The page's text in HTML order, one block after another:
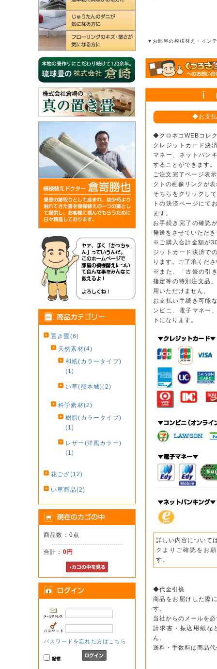
置き畳(6)
天然素材(4)
和紙(カラータイプ)
(1)
い草(熊本城)(2)
科学素材(2)
樹脂(カラータイプ)
(1)
レザー(洋風カラー)
(1)
花ござ(12)
い草商品(2)
商品数：0点
合計： 0円
パスワードを忘れた方はこちら
▼お部屋の模様替え・イン
◆お支
◆クロネコWEBコレ
クレジットカード決
マネー、ネットバン
することができます。
ご注文完了ページ表
クトの画像リンクが
そちらをクリックし
トの決済ページにて
ます。
お手続き完了の確認
発送をさせていただ
※ご購入合計金額が
ジットカード決済で
ります。ご了承くだ
※また、「古畳の引
指定等の特別注文品
用いただけません。
お支払い手続き可能
ンビニ、電子マネー
下になります。
詳しい内容について
クよりご確認をお
す。
◆代金引換
商品をお届けした際
す。
当社からのメールを
請求書・振込用紙な
ん。
送料・手数料は商品